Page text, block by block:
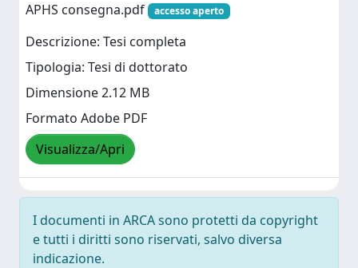
APHS consegna.pdf
accesso aperto
Descrizione: Tesi completa
Tipologia: Tesi di dottorato
Dimensione 2.12 MB
Formato Adobe PDF
Visualizza/Apri
I documenti in ARCA sono protetti da copyright
e tutti i diritti sono riservati, salvo diversa
indicazione.